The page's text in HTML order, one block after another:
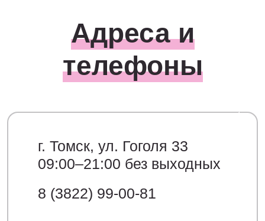
Адреса и
телефоны
г. Томск, ул. Гоголя 33
09:00–21:00 без выходных
8 (3822) 99-00-81